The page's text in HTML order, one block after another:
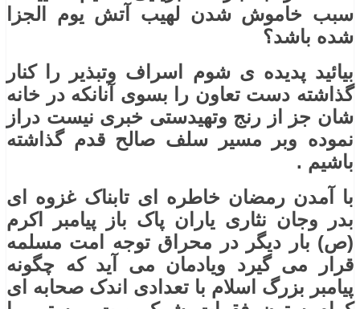
سبب خاموش شدن لهیب آتش یوم الجزا
شده باشد؟
بیائید پدیده ی شوم اسراف وتبذیر را کنار
گذاشته دست تعاون را بسوی آنانکه در خانه
شان جز از رنج وتهیدستی خبری نیست دراز
نموده وبر مسیر سلف صالح قدم گذاشته
باشیم .
با آمدن رمضان خاطره ای تابناک غزوه ای
بدر وجان نثاری یاران پاک باز پیامبر اکرم
(ص) بار دیگر در محراق توجه امت مسلمه
قرار می گیرد ویادمان می آید که چگونه
پیامبر بزرگ اسلام با تعدادی اندک صحابه ای